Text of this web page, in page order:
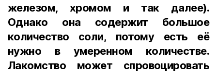
железом, хромом и так далее).
Однако она содержит большое
количество соли, потому есть её
нужно в умеренном количестве.
Лакомство может спровоцировать